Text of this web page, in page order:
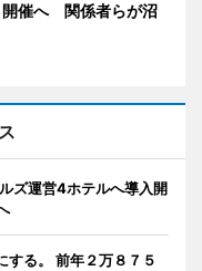
開催へ 関係者らが沼
ズ運営4ホテルへ導入開
する。 前年２万８７５